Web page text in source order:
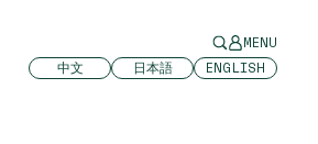
MENU
中文
日本語 ENGLISH